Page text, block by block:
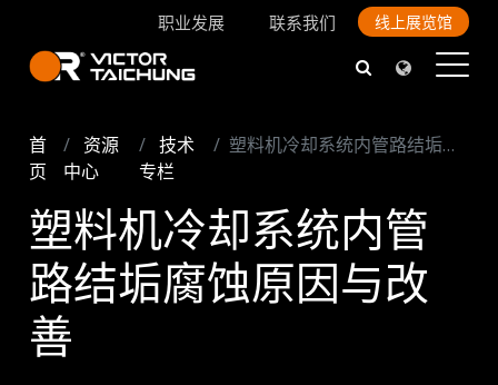
职业发展 联系我们 线上展览馆
首
页
资源
中心
技术
专栏
塑料机冷却系统内管路结垢腐蚀原因与改善
塑料机冷却系统内管
路结垢腐蚀原因与改
善